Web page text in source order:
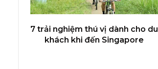
7 trải nghiệm thú vị dành cho du
khách khi đến Singapore